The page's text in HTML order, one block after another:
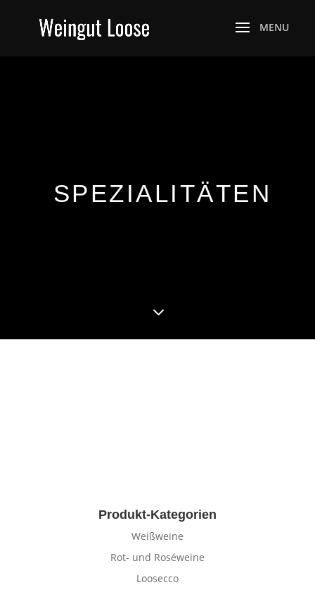
SPEZIALITÄTEN
3
Produkt-Kategorien
Weißweine
Rot- und Roséweine
Loosecco